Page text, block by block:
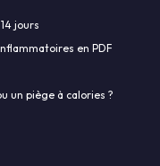
jours
en PDF
un piège à calories ?